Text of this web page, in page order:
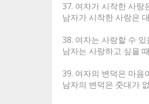
37. 여자가 시작한 사랑
남자가 시작한 사랑은
38. 여자는 사랑할 수
남자는 사랑하고 싶을
39. 여자의 변덕은 마음
남자의 변덕은 줏대가